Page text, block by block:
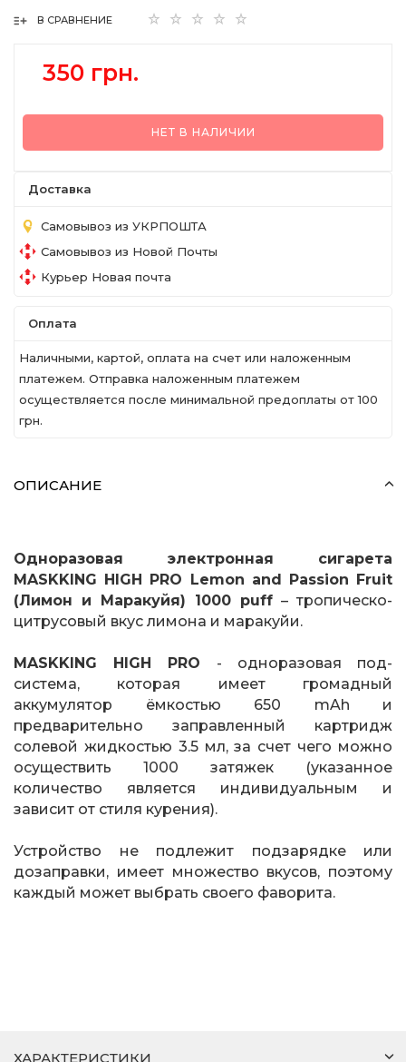
В СРАВНЕНИЕ
350 грн.
НЕТ В НАЛИЧИИ
Доставка
Самовывоз из УКРПОШТА
Самовывоз из Новой Почты
Курьер Новая почта
Оплата
Наличными, картой, оплата на счет или наложенным
платежем. Отправка наложенным платежем
осуществляется после минимальной предоплаты от 100
грн.
ОПИСАНИЕ
Одноразовая электронная сигарета
MASKKING HIGH PRO Lemon and Passion Fruit
(Лимон и Маракуйя) 1000 puff – тропическо-
цитрусовый вкус лимона и маракуйи.
MASKKING HIGH PRO - одноразовая под-
система, которая имеет громадный
аккумулятор ёмкостью 650 mAh и
предварительно заправленный картридж
солевой жидкостью 3.5 мл, за счет чего можно
осуществить 1000 затяжек (указанное
количество является индивидуальным и
зависит от стиля курения).
Устройство не подлежит подзарядке или
дозаправки, имеет множество вкусов, поэтому
каждый может выбрать своего фаворита.
ХАРАКТЕРИСТИКИ